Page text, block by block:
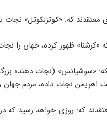
که: «سوشیانس» (نجات دهنده
اهریمن نجات داده، مردم جهان
که: روزى خواهد رسید